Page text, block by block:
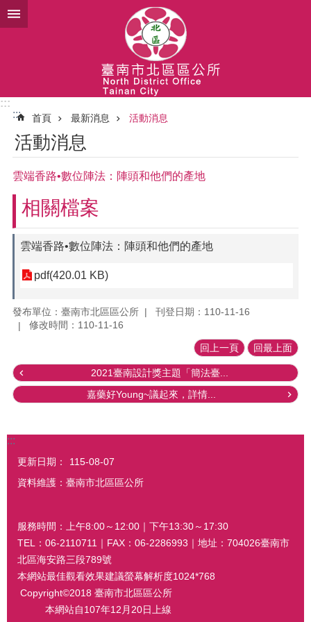
跳到主要內容區塊
:::
:::
首頁 最新消息 活動消息
活動消息
雲端香路•數位陣法：陣頭和他們的產地
相關檔案
雲端香路•數位陣法：陣頭和他們的產地
pdf(420.01 KB)
發布單位：臺南市北區區公所
刊登日期：110-11-16
修改時間：110-11-16
回上一頁 回最上面
2021臺南設計獎主題「簡法臺...
嘉藥好Young~議起來，詳情...
:::
更新日期：
115-08-07
資料維護：臺南市北區區公所
服務時間：上午8:00～12:00｜下午13:30～17:30
TEL：06-2110711｜FAX：06-2286993｜地址：704026臺南市
北區海安路三段789號
本網站最佳觀看效果建議螢幕解析度1024*768
Copyright©2018 臺南市北區區公所
本網站自107年12月20日上線